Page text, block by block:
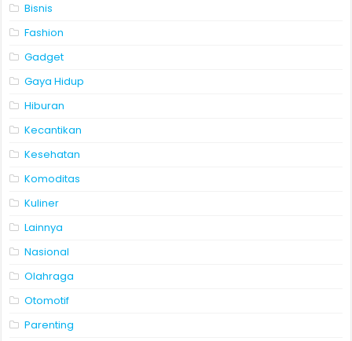
Bisnis
Fashion
Gadget
Gaya Hidup
Hiburan
Kecantikan
Kesehatan
Komoditas
Kuliner
Lainnya
Nasional
Olahraga
Otomotif
Parenting